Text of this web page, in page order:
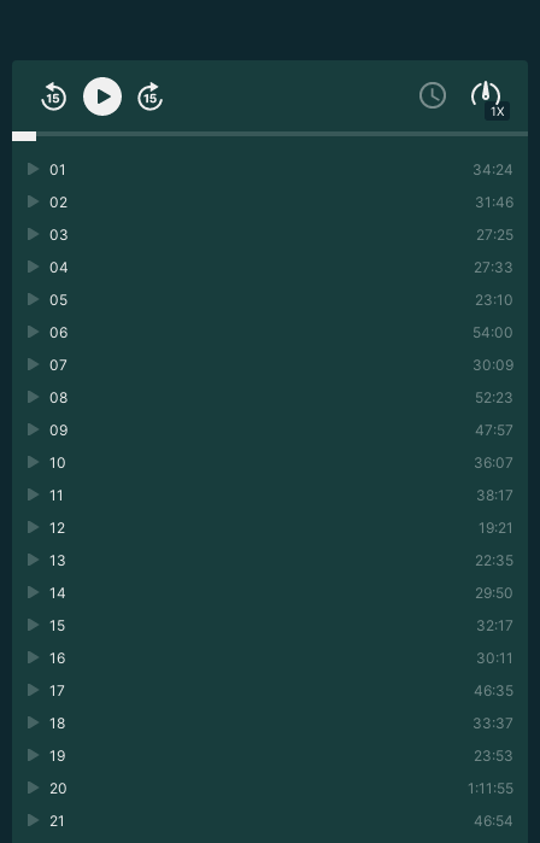
1X
34:24
01
31:46
02
27:25
03
27:33
04
23:10
05
54:00
06
30:09
07
52:23
08
47:57
09
36:07
10
38:17
11
19:21
12
22:35
13
29:50
14
32:17
15
30:11
16
46:35
17
33:37
18
23:53
19
1:11:55
20
46:54
21